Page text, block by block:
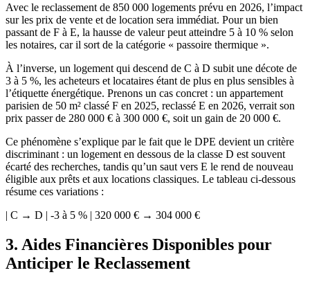
Avec le reclassement de 850 000 logements prévu en 2026, l’impact
sur les prix de vente et de location sera immédiat. Pour un bien
passant de F à E, la hausse de valeur peut atteindre 5 à 10 % selon
les notaires, car il sort de la catégorie « passoire thermique ».
À l’inverse, un logement qui descend de C à D subit une décote de
3 à 5 %, les acheteurs et locataires étant de plus en plus sensibles à
l’étiquette énergétique. Prenons un cas concret : un appartement
parisien de 50 m² classé F en 2025, reclassé E en 2026, verrait son
prix passer de 280 000 € à 300 000 €, soit un gain de 20 000 €.
Ce phénomène s’explique par le fait que le DPE devient un critère
discriminant : un logement en dessous de la classe D est souvent
écarté des recherches, tandis qu’un saut vers E le rend de nouveau
éligible aux prêts et aux locations classiques. Le tableau ci-dessous
résume ces variations :
| C → D | -3 à 5 % | 320 000 € → 304 000 €
3. Aides Financières Disponibles pour
Anticiper le Reclassement